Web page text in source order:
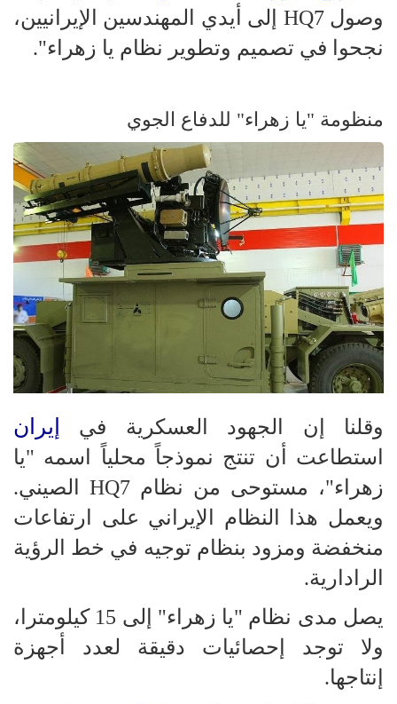
وصول HQ7 إلى أيدي المهندسين الإيرانيين،
نجحوا في تصميم وتطوير نظام يا زهراء".
منظومة "يا زهراء" للدفاع الجوي
وقلنا إن الجهود العسكرية في إيران
استطاعت أن تنتج نموذجاً محلياً اسمه "يا
زهراء"، مستوحى من نظام HQ7 الصيني.
ويعمل هذا النظام الإيراني على ارتفاعات
منخفضة ومزود بنظام توجيه في خط الرؤية
الرادارية.
يصل مدى نظام "يا زهراء" إلى 15 كيلومترا،
ولا توجد إحصائيات دقيقة لعدد أجهزة
إنتاجها.